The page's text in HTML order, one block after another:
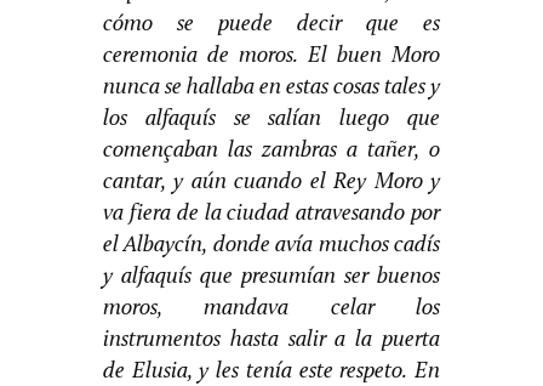
cómo se puede decir que es
ceremonia de moros. El buen Moro
nunca se hallaba en estas cosas tales y
los alfaquís se salían luego que
començaban las zambras a tañer, o
cantar, y aún cuando el Rey Moro y
va fiera de la ciudad atravesando por
el Albaycín, donde avía muchos cadís
y alfaquís que presumían ser buenos
moros, mandava celar los
instrumentos hasta salir a la puerta
de Elusia, y les tenía este respeto. En